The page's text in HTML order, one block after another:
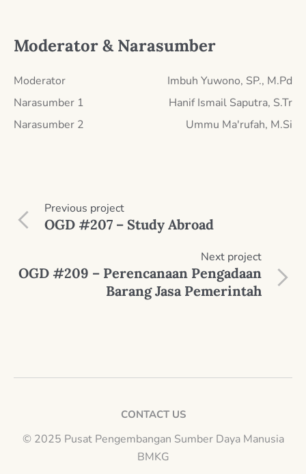
Moderator & Narasumber
Moderator
Imbuh Yuwono, SP., M.Pd
Narasumber 1
Hanif Ismail Saputra, S.Tr
Narasumber 2
Ummu Ma'rufah, M.Si
Previous project
OGD #207 – Study Abroad
Next project
OGD #209 – Perencanaan Pengadaan
Barang Jasa Pemerintah
CONTACT US
© 2025 Pusat Pengembangan Sumber Daya Manusia
BMKG